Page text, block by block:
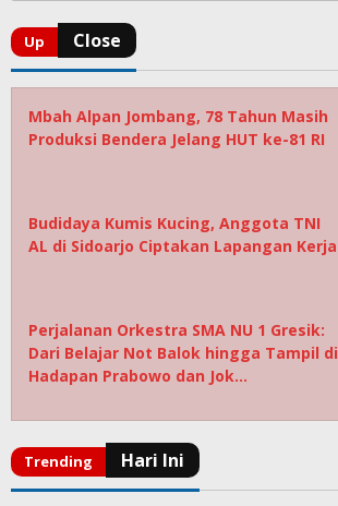
Mbah Alpan Jombang, 78 Tahun Masih
Produksi Bendera Jelang HUT ke-81 RI
Budidaya Kumis Kucing, Anggota TNI
AL di Sidoarjo Ciptakan Lapangan Kerja
Perjalanan Orkestra SMA NU 1 Gresik:
Dari Belajar Not Balok hingga Tampil di
Hadapan Prabowo dan Jok…